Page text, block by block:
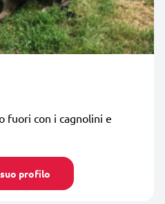
fuori con i cagnolini e
profilo